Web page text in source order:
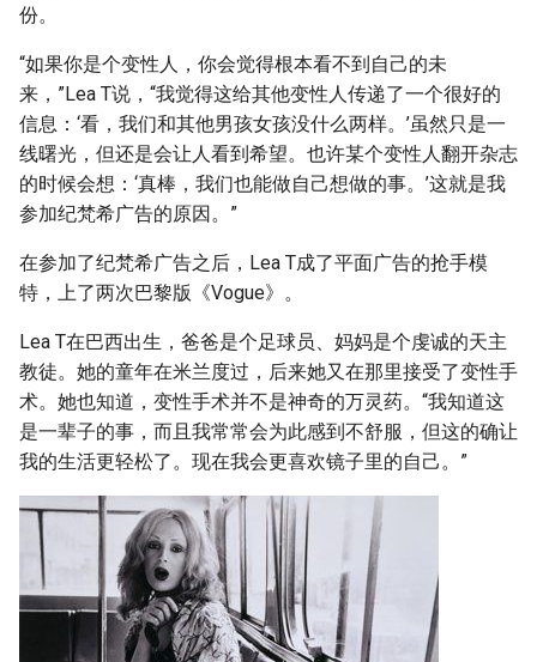
份。
“如果你是个变性人，你会觉得根本看不到自己的未
来，”Lea T说，“我觉得这给其他变性人传递了一个很好的
信息：‘看，我们和其他男孩女孩没什么两样。’虽然只是一
线曙光，但还是会让人看到希望。也许某个变性人翻开杂志
的时候会想：‘真棒，我们也能做自己想做的事。’这就是我
参加纪梵希广告的原因。”
在参加了纪梵希广告之后，Lea T成了平面广告的抢手模
特，上了两次巴黎版《Vogue》。
Lea T在巴西出生，爸爸是个足球员、妈妈是个虔诚的天主
教徒。她的童年在米兰度过，后来她又在那里接受了变性手
术。她也知道，变性手术并不是神奇的万灵药。“我知道这
是一辈子的事，而且我常常会为此感到不舒服，但这的确让
我的生活更轻松了。现在我会更喜欢镜子里的自己。”